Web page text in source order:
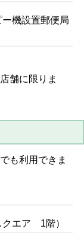
機設置郵便局
舗に限りま
も利用できま
クエア 1階）